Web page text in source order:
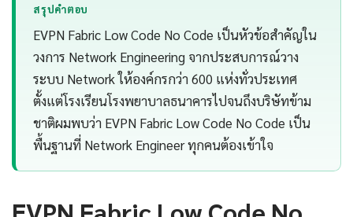
สรุปคำตอบ
EVPN Fabric Low Code No Code เป็นหัวข้อสำคัญใน
วงการ Network Engineering จากประสบการณ์วาง
ระบบ Network ให้องค์กรกว่า 600 แห่งทั่วประเทศ
ตั้งแต่โรงเรียนโรงพยาบาลธนาคารไปจนถึงบริษัทข้าม
ชาติผมพบว่า EVPN Fabric Low Code No Code เป็น
พื้นฐานที่ Network Engineer ทุกคนต้องเข้าใจ